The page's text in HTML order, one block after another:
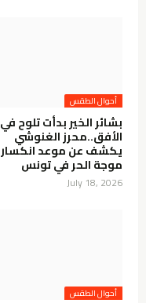
أحوال الطقس
بشائر الخير بدأت تلوح في
الأفق..محرز الغنوشي
يكشف عن موعد انكسار
موجة الحر في تونس
July 18, 2026
أحوال الطقس